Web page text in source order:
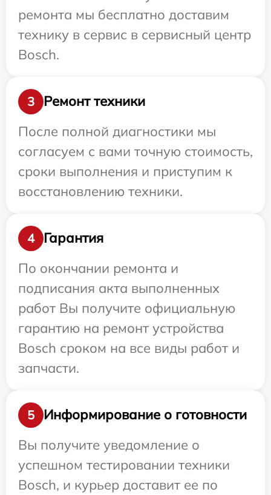
ремонта мы бесплатно доставим
технику в сервис в сервисный центр
Bosch.
3
Ремонт техники
После полной диагностики мы
согласуем с вами точную стоимость,
сроки выполнения и приступим к
восстановлению техники.
4
Гарантия
По окончании ремонта и
подписания акта выполненных
работ Вы получите официальную
гарантию на ремонт устройства
Bosch сроком на все виды работ и
запчасти.
5
Информирование о готовности
Вы получите уведомление о
успешном тестировании техники
Bosch, и курьер доставит ее по